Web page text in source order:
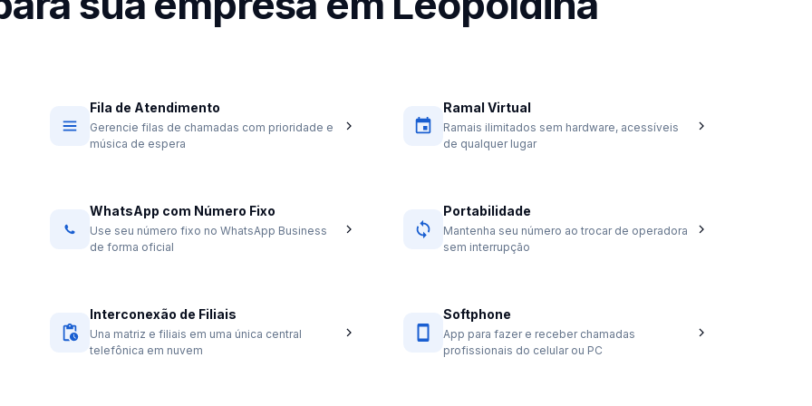
Fila de Atendimento
Gerencie filas de chamadas com prioridade e
música de espera
Ramal Virtual
Ramais ilimitados sem hardware, acessíveis
de qualquer lugar
WhatsApp com Número Fixo
Use seu número fixo no WhatsApp Business
de forma oficial
Portabilidade
Mantenha seu número ao trocar de operadora
sem interrupção
Interconexão de Filiais
Una matriz e filiais em uma única central
telefônica em nuvem
Softphone
App para fazer e receber chamadas
profissionais do celular ou PC